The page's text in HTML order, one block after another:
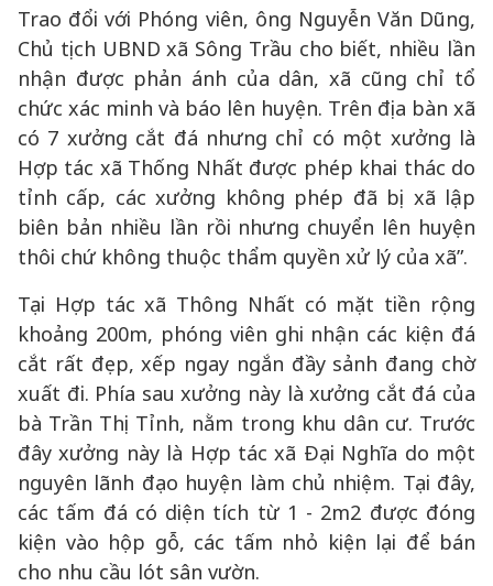
Trao đổi với Phóng viên, ông Nguyễn Văn Dũng,
Chủ tịch UBND xã Sông Trầu cho biết, nhiều lần
nhận được phản ánh của dân, xã cũng chỉ tổ
chức xác minh và báo lên huyện. Trên địa bàn xã
có 7 xưởng cắt đá nhưng chỉ có một xưởng là
Hợp tác xã Thống Nhất được phép khai thác do
tỉnh cấp, các xưởng không phép đã bị xã lập
biên bản nhiều lần rồi nhưng chuyển lên huyện
thôi chứ không thuộc thẩm quyền xử lý của xã”.
Tại Hợp tác xã Thông Nhất có mặt tiền rộng
khoảng 200m, phóng viên ghi nhận các kiện đá
cắt rất đẹp, xếp ngay ngắn đầy sảnh đang chờ
xuất đi. Phía sau xưởng này là xưởng cắt đá của
bà Trần Thị Tỉnh, nằm trong khu dân cư. Trước
đây xưởng này là Hợp tác xã Đại Nghĩa do một
nguyên lãnh đạo huyện làm chủ nhiệm. Tại đây,
các tấm đá có diện tích từ 1 - 2m2 được đóng
kiện vào hộp gỗ, các tấm nhỏ kiện lại để bán
cho nhu cầu lót sân vườn.